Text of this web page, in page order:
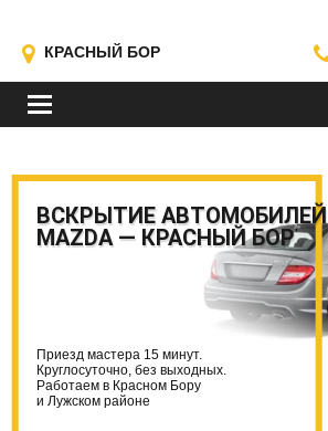
КРАСНЫЙ БОР
МЕНЮ
ВСКРЫТИЕ АВТОМОБИЛЕЙ
MAZDA — КРАСНЫЙ БОР
Приезд мастера 15 минут.
Круглосуточно, без выходных.
Работаем в Красном Бору
и Лужском районе